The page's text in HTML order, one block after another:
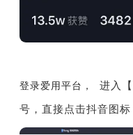
登录爱用平台， 进入【
号，直接点击抖音图标